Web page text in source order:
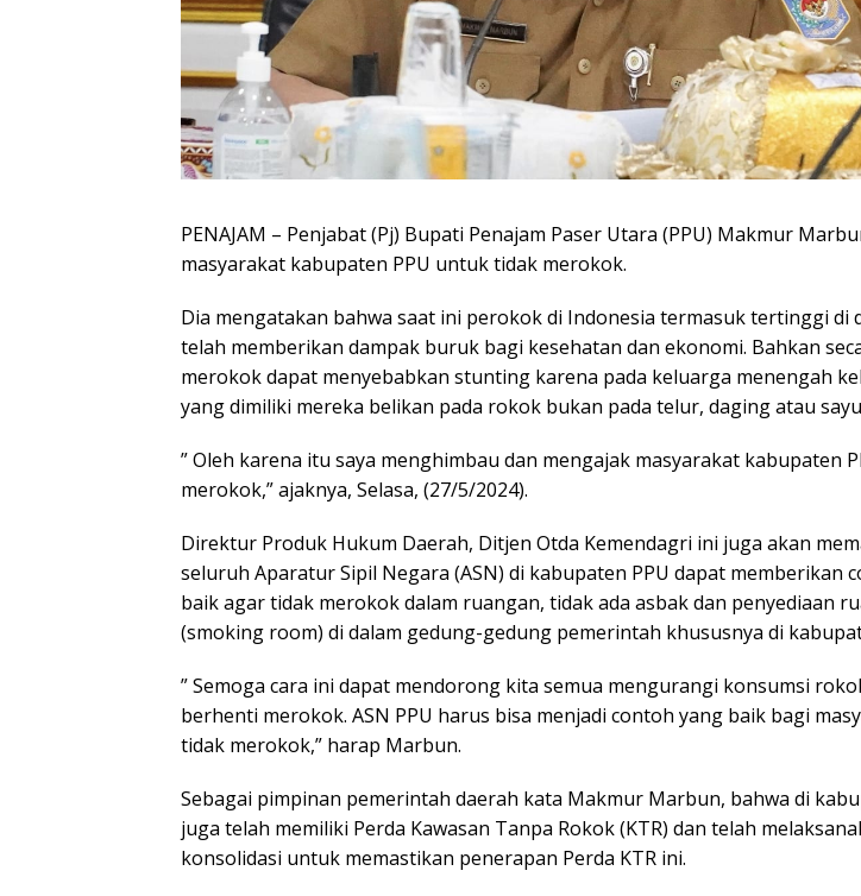
PENAJAM – Penjabat (Pj) Bupati Penajam Paser Utara (PPU) Makmur
masyarakat kabupaten PPU untuk tidak merokok.
Dia mengatakan bahwa saat ini perokok di Indonesia termasuk tertinggi di
telah memberikan dampak buruk bagi kesehatan dan ekonomi. Bahkan
merokok dapat menyebabkan stunting karena pada keluarga menengah
yang dimiliki mereka belikan pada rokok bukan pada telur, daging atau
” Oleh karena itu saya menghimbau dan mengajak masyarakat kabupaten
merokok,” ajaknya, Selasa, (27/5/2024).
Direktur Produk Hukum Daerah, Ditjen Otda Kemendagri ini juga akan
seluruh Aparatur Sipil Negara (ASN) di kabupaten PPU dapat memberikan
baik agar tidak merokok dalam ruangan, tidak ada asbak dan penyediaan
(smoking room) di dalam gedung-gedung pemerintah khususnya di
” Semoga cara ini dapat mendorong kita semua mengurangi konsumsi
berhenti merokok. ASN PPU harus bisa menjadi contoh yang baik bagi
tidak merokok,” harap Marbun.
Sebagai pimpinan pemerintah daerah kata Makmur Marbun, bahwa di
juga telah memiliki Perda Kawasan Tanpa Rokok (KTR) dan telah
konsolidasi untuk memastikan penerapan Perda KTR ini.